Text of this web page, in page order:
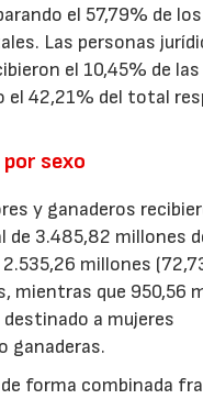
el 57,79% de los
Las personas
el 10,45% de las
el 42,21% del total
sexo
y ganaderos
de 3.485,82 millones
2.535,26 millones
mientras que 950,56
a mujeres
ganaderas.
forma combinada